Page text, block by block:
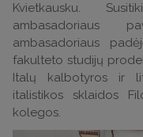
Kvietkausku.
ambasadoriaus
ambasadoriaus
fakulteto studijų
Italų kalbotyros ir
italistikos sklaidos
kolegos.